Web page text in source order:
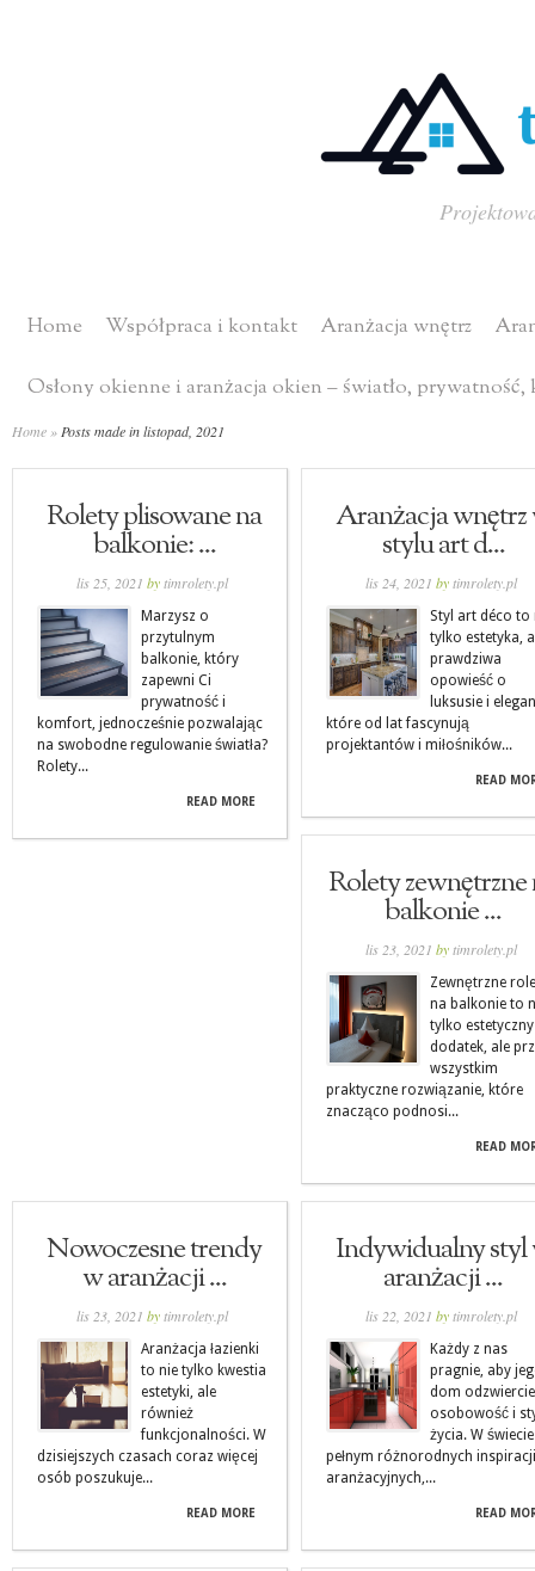
Home Współpraca i kontakt Aranżacja wnętrz
Osłony okienne i aranżacja okien – światło,
Home » Posts made in listopad, 2021
Rolety plisowane na
balkonie: ...
lis 25, 2021 by timrolety.pl
Marzysz o
przytulnym
balkonie, który
zapewni Ci
prywatność i
komfort, jednocześnie pozwalając
na swobodne regulowanie światła?
Rolety...
READ MORE
Aranżacja wnętrz
stylu art d...
lis 24, 2021 by timrolety.pl
Styl art déco to
tylko estetyka,
prawdziwa
opowieść o
luksusie i
które od lat fascynują
projektantów i miłośników...
READ
Rolety zewnętrzne
balkonie ...
lis 23, 2021 by timrolety.pl
Zewnętrzne
na balkonie to
tylko estetyczny
dodatek, ale
wszystkim
praktyczne rozwiązanie, które
znacząco podnosi...
READ
Nowoczesne trendy
w aranżacji ...
lis 23, 2021 by timrolety.pl
Aranżacja łazienki
to nie tylko kwestia
estetyki, ale
również
funkcjonalności. W
dzisiejszych czasach coraz więcej
osób poszukuje...
READ MORE
Indywidualny styl
aranżacji ...
lis 22, 2021 by timrolety.pl
Każdy z nas
pragnie, aby
dom
osobowość i
życia. W świecie
pełnym różnorodnych inspiracji
aranżacyjnych,...
READ